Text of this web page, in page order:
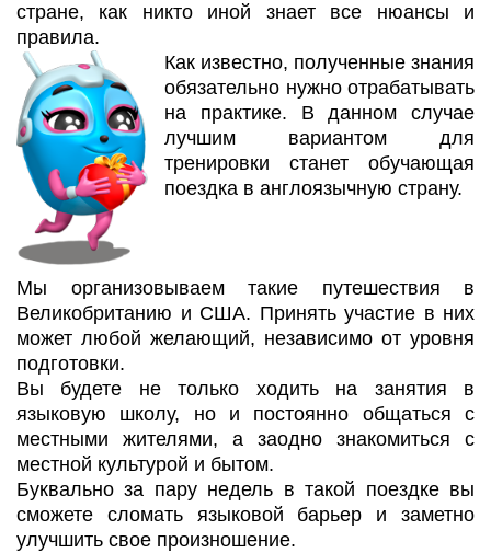
стране, как никто иной знает все нюансы и
правила.
Как известно, полученные знания
обязательно нужно отрабатывать
на практике. В данном случае
лучшим вариантом для
тренировки станет обучающая
поездка в англоязычную страну.
Мы организовываем такие путешествия в
Великобританию и США. Принять участие в них
может любой желающий, независимо от уровня
подготовки.
Вы будете не только ходить на занятия в
языковую школу, но и постоянно общаться с
местными жителями, а заодно знакомиться с
местной культурой и бытом.
Буквально за пару недель в такой поездке вы
сможете сломать языковой барьер и заметно
улучшить свое произношение.